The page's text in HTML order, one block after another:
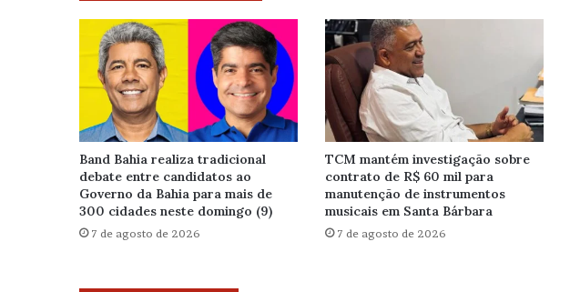
Band Bahia realiza tradicional
debate entre candidatos ao
Governo da Bahia para mais de
300 cidades neste domingo (9)
7 de agosto de 2026
TCM mantém investigação sobre
contrato de R$ 60 mil para
manutenção de instrumentos
musicais em Santa Bárbara
7 de agosto de 2026